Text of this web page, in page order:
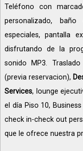
Teléfono con
personalizado,
especiales, pantalla
disfrutando de la
sonido MP3.
(previa reservacion),
Services, lounge
el día Piso 10,
check in-check out
que le ofrece nuestra